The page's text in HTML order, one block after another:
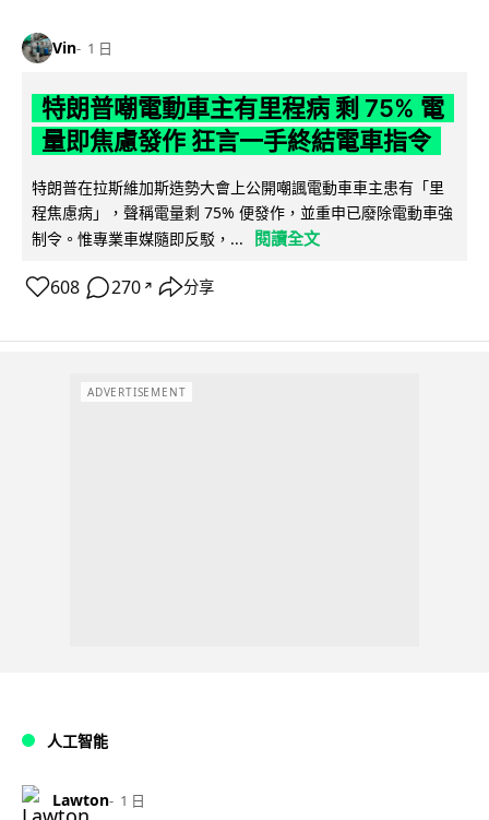
Vin 1 日
特朗普嘲電動車主有里程病 剩 75% 電
量即焦慮發作 狂言一手終結電車指令
特朗普在拉斯維加斯造勢大會上公開嘲諷電動車車主患有「里
程焦慮病」，聲稱電量剩 75% 便發作，並重申已廢除電動車強
制令。惟專業車媒隨即反駁，...
閱讀全文
608 270 ↗ 分享
ADVERTISEMENT
人工智能
Lawton 1 日